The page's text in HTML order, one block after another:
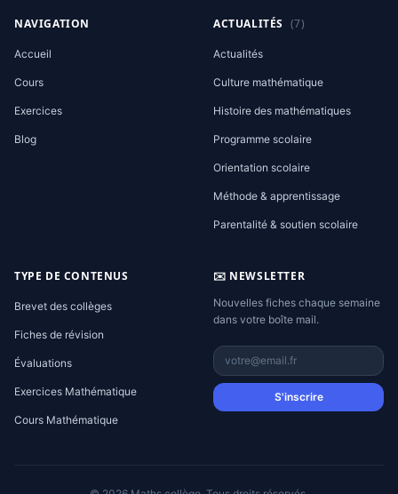
NAVIGATION
Accueil
Cours
Exercices
Blog
ACTUALITÉS (7)
Actualités
Culture mathématique
Histoire des mathématiques
Programme scolaire
Orientation scolaire
Méthode & apprentissage
Parentalité & soutien scolaire
TYPE DE CONTENUS
Brevet des collèges
Fiches de révision
Évaluations
Exercices Mathématique
Cours Mathématique
✉️ NEWSLETTER
Nouvelles fiches chaque semaine
dans votre boîte mail.
S'inscrire